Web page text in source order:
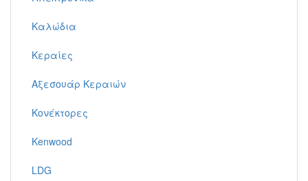
Καλώδια
Κεραίες
Αξεσουάρ Κεραιών
Κονέκτορες
Kenwood
LDG